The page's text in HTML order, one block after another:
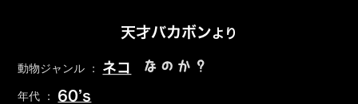
天才バカボンより
動物ジャンル ： ネコ なのか？
年代 ： 60’s